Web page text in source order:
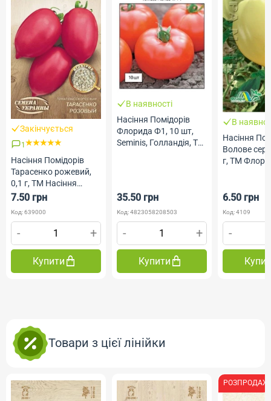
Закінчується
1
Насіння Помідорів
Тарасенко рожевий,
0,1 г, ТМ Насіння
України
7.50 грн
Код: 639000
- +
Купити
В наявності
Насіння Помідорів
Флорида Ф1, 10 шт,
Seminis, Голландія, ТМ
35.50 грн
Код: 4823058208503
- +
Купити
В
Насіння
Волове
г, ТМ
6.50 грн
Код: 4109
-
Товари з цієї лінійки
РОЗПРОДАЖ